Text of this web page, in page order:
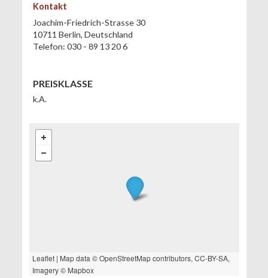
Kontakt
Joachim-Friedrich-Strasse 30
10711 Berlin, Deutschland
Telefon: 030 - 89 13 20 6
PREISKLASSE
k.A.
Leaflet| Map data ©OpenStreetMapcontributors, CC-BY-SA,
Imagery © Mapbox